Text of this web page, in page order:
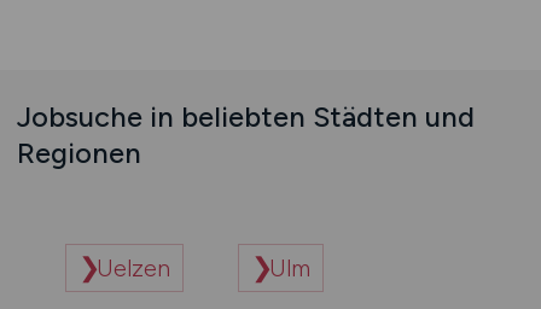
Jobsuche in beliebten Städten und
Regionen
Uelzen Ulm